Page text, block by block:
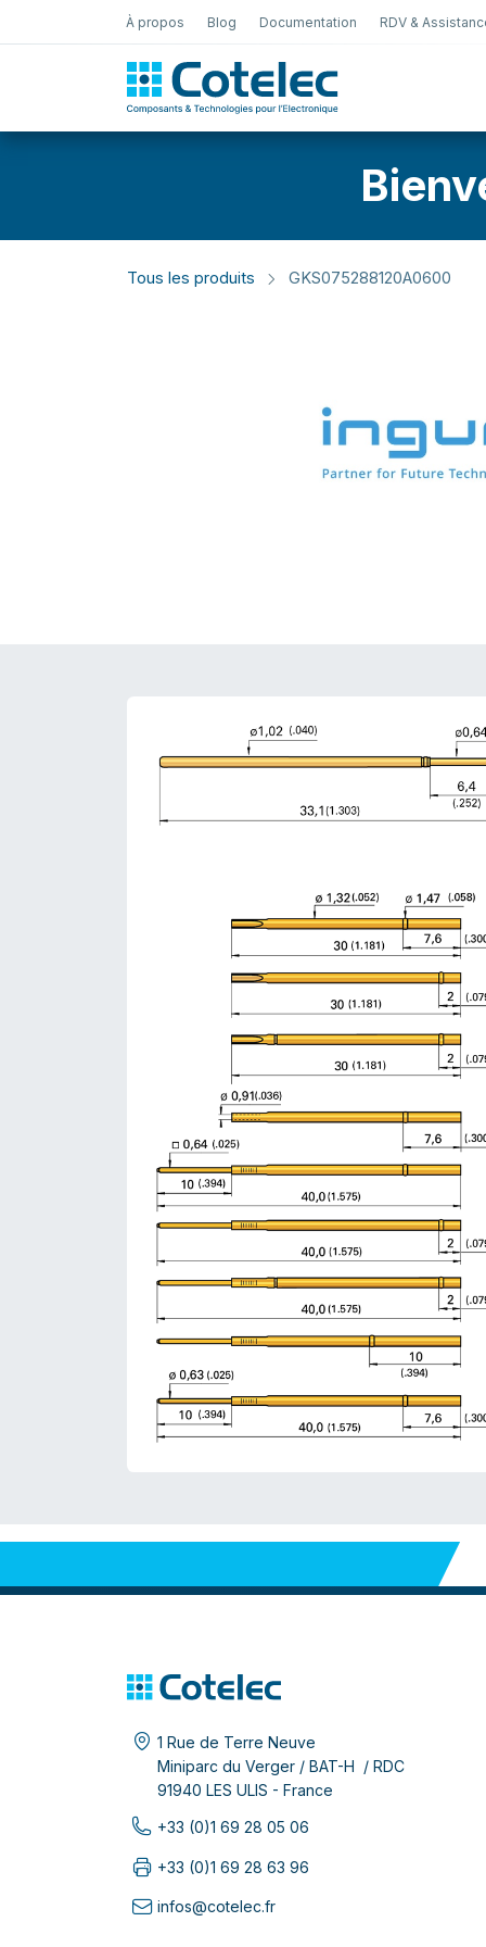
À propos Blog Documentation RDV &
Tous les produits GKS075288120A0600
1 Rue de Terre Neuve
Miniparc du Verger / BAT-H / RDC
91940 LES ULIS - France
+33 (0)1 69 28 05 06
+33 (0)1 69 28 63 96
infos@cotelec.fr